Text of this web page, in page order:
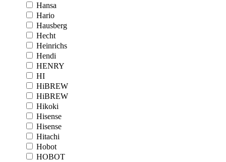
Hansa
Hario
Hausberg
Hecht
Heinrichs
Hendi
HENRY
HI
HiBREW
HiBREW
Hikoki
Hisense
Hisense
Hitachi
Hobot
HOBOT